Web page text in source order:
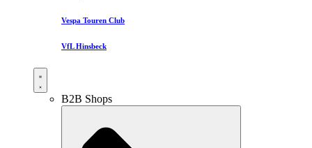
Vespa Touren Club
VfL Hinsbeck
B2B Shops